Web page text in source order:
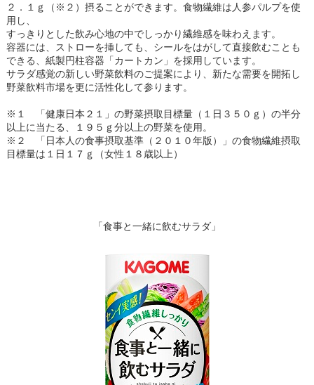
２．１ｇ（※２）摂ることができます。食物繊維は人参パルプを使
用し、
すっきりとした飲み心地の中でしっかり繊維感を味わえます。
容器には、ストローを挿しても、シールをはがして直接飲むことも
できる、紙製円柱容器「カートカン」を採用しています。
サラダ感覚の新しい野菜飲料のご提案により、新たな需要を開拓し
野菜飲料市場を更に活性化して参ります。
※１ 「健康日本２１」の野菜摂取目標量（１日３５０ｇ）の半分
以上に当たる、１９５ｇ分以上の野菜を使用。
※２ 「日本人の食事摂取基準（２０１０年版）」の食物繊維摂取
目標量は１日１７ｇ（女性１８歳以上）
「食事と一緒に飲むサラダ」